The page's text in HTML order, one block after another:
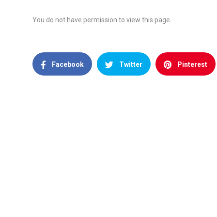
You do not have permission to view this page.
Facebook Twitter Pinterest